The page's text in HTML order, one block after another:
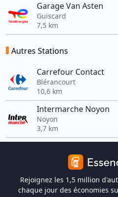
Garage Van Asten
Guiscard
7,5 km
Autres Stations
Carrefour Contact
Blérancourt
10,6 km
Intermarche Noyon
Noyon
3,7 km
Rejoignez les 1,5 million
chaque jour des économies